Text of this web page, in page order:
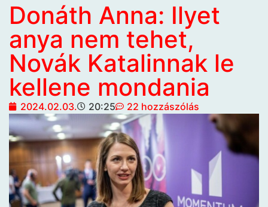
Donáth Anna: Ilyet
anya nem tehet,
Novák Katalinnak le
kellene mondania
2024.02.03. 20:25 22 hozzászólás